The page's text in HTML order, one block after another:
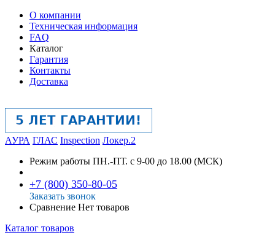
О компании
Техническая информация
FAQ
Каталог
Гарантия
Контакты
Доставка
АУРА ГЛАС Inspection Локер.2
Режим работы ПН.-ПТ. с 9-00 до 18.00 (МСК)
+7 (800) 350-80-05
Заказать звонок
Сравнение Нет товаров
Каталог товаров